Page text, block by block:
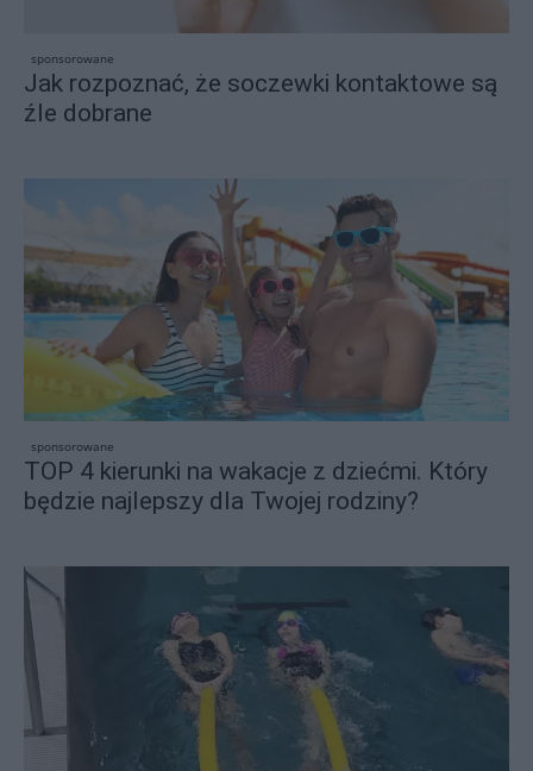
sponsorowane
Jak rozpoznać, że soczewki kontaktowe są
źle dobrane
sponsorowane
TOP 4 kierunki na wakacje z dziećmi. Który
będzie najlepszy dla Twojej rodziny?